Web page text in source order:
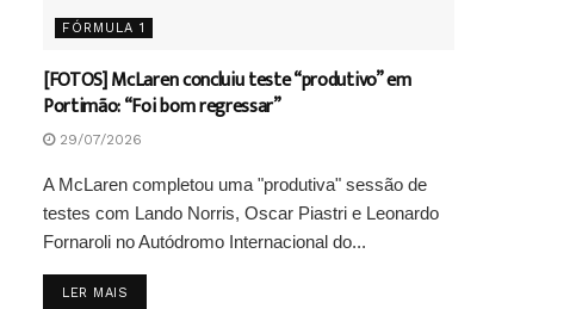
FÓRMULA 1
[FOTOS] McLaren concluiu teste “produtivo” em
Portimão: “Foi bom regressar”
29/07/2026
A McLaren completou uma "produtiva" sessão de
testes com Lando Norris, Oscar Piastri e Leonardo
Fornaroli no Autódromo Internacional do...
LER MAIS